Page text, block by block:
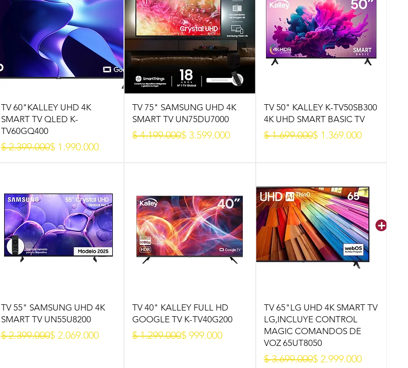
TV 60"KALLEY UHD 4K
SMART TV QLED K-
TV60GQ400
Precio
$ 2.399.000
Precio de oferta$ 1.990.000
TV 75" SAMSUNG UHD 4K
SMART TV UN75DU7000
Precio
$ 4.199.000
Precio de oferta$ 3.599.000
TV 50" KALLEY K-TV50SB300
4K UHD SMART BASIC TV
Precio
$ 1.699.000
Precio de oferta$ 1.369.000
TV 55" SAMSUNG UHD 4K
SMART TV UN55U8200
Precio
$ 2.399.000
Precio de oferta$ 2.069.000
TV 40" KALLEY FULL HD
GOOGLE TV K-TV40G200
Precio
$ 1.299.000
Precio de oferta
$ 999.000
TV 65"LG UHD 4K SMART TV
LG,INCLUYE CONTROL
MAGIC COMANDOS DE
VOZ 65UT8050
Precio
$ 3.699.000
Precio de oferta$ 2.999.000